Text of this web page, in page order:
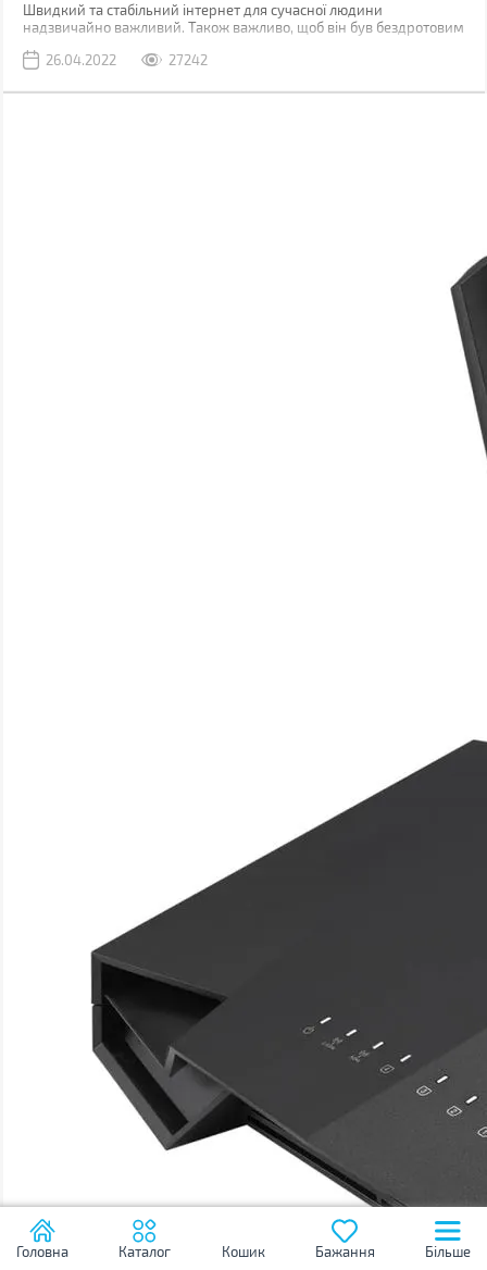
Швидкий та стабільний інтернет для сучасної людини
надзвичайно важливий. Також важливо, щоб він був бездротовим
до абсолютно будь-яких пристроїв та економія на мобільному
26.04.2022 27242
Головна Каталог Кошик Бажання Більше